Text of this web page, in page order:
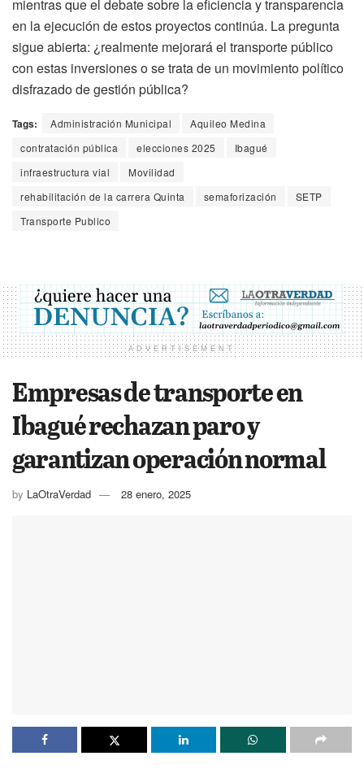
mientras que el debate sobre la eficiencia y transparencia
en la ejecución de estos proyectos continúa. La pregunta
sigue abierta: ¿realmente mejorará el transporte público
con estas inversiones o se trata de un movimiento político
disfrazado de gestión pública?
Tags: Administración Municipal
Aquileo Medina
contratación pública
elecciones 2025
Ibagué
infraestructura vial
Movilidad
rehabilitación de la carrera Quinta
semaforización
SETP
Transporte Publico
ADVERTISEMENT
Empresas de transporte en
Ibagué rechazan paro y
garantizan operación normal
by LaOtraVerdad 28 enero, 2025